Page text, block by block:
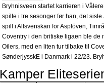
Bryhnisveen startet karrieren i
spilte i tre sesonger før han, det
spill i Allsvenskan for Asplöven,
Coventry i den britiske ligaen ble de
Oilers, med en liten tur tilbake til
SønderjysskE i Danmark i 22/23.
Kamper